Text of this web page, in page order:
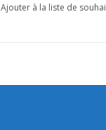
Ajouter à la liste de